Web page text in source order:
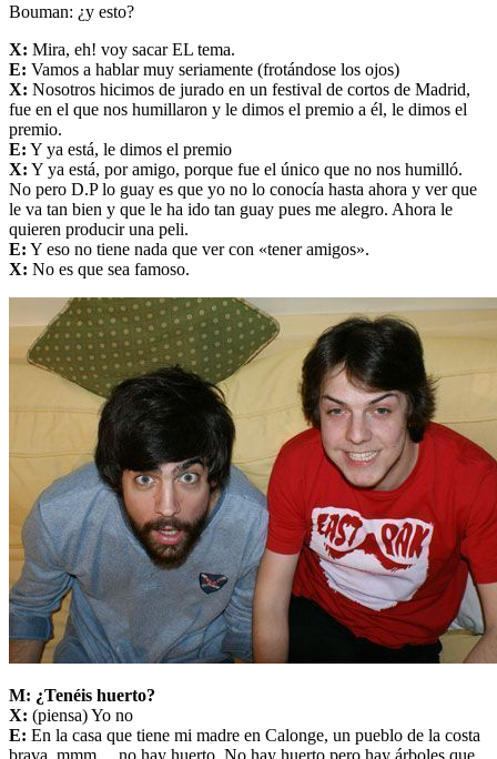
Bouman: ¿y esto?
X: Mira, eh! voy sacar EL tema.
E: Vamos a hablar muy seriamente (frotándose los ojos)
X: Nosotros hicimos de jurado en un festival de cortos de Madrid,
fue en el que nos humillaron y le dimos el premio a él, le dimos el
premio.
E: Y ya está, le dimos el premio
X: Y ya está, por amigo, porque fue el único que no nos humilló.
No pero D.P lo guay es que yo no lo conocía hasta ahora y ver que
le va tan bien y que le ha ido tan guay pues me alegro. Ahora le
quieren producir una peli.
E: Y eso no tiene nada que ver con «tener amigos».
X: No es que sea famoso.
M: ¿Tenéis huerto?
X: (piensa) Yo no
E: En la casa que tiene mi madre en Calonge, un pueblo de la costa
brava, mmm… no hay huerto. No hay huerto pero hay árboles que